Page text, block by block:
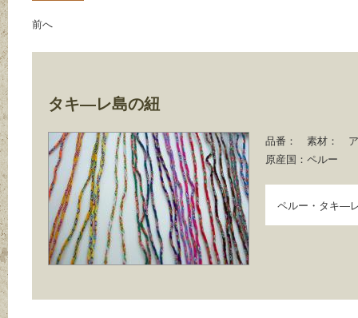
前へ
タキ―レ島の紐
品番： 素材：
原産国： ペルー
ペルー・タキ―